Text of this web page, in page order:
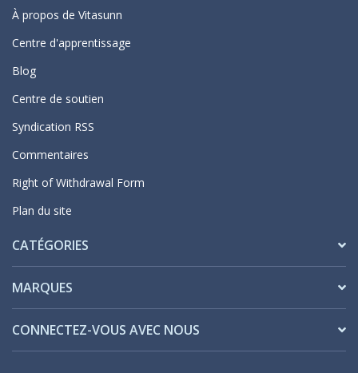
À propos de Vitasunn
Centre d'apprentissage
Blog
Centre de soutien
Syndication RSS
Commentaires
Right of Withdrawal Form
Plan du site
CATÉGORIES
MARQUES
CONNECTEZ-VOUS AVEC NOUS